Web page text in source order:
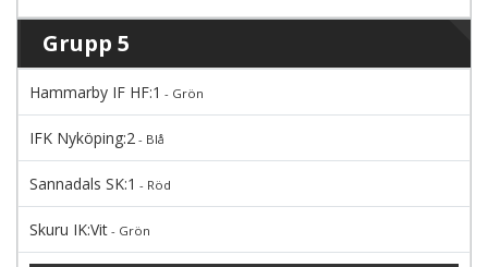
Grupp 5
Hammarby IF HF:1 - Grön
IFK Nyköping:2 - Blå
Sannadals SK:1 - Röd
Skuru IK:Vit - Grön